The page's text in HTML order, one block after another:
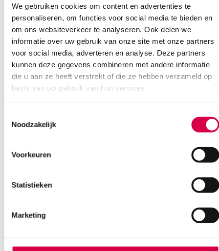
We gebruiken cookies om content en advertenties te
personaliseren, om functies voor social media te bieden en
om ons websiteverkeer te analyseren. Ook delen we
informatie over uw gebruik van onze site met onze partners
voor social media, adverteren en analyse. Deze partners
kunnen deze gegevens combineren met andere informatie
die u aan ze heeft verstrekt of die ze hebben verzameld op
basis van uw gebruik van hun services.
Noodzakelijk
Voorkeuren
Statistieken
Marketing
Ook interessant
MEDIPHARCHEM